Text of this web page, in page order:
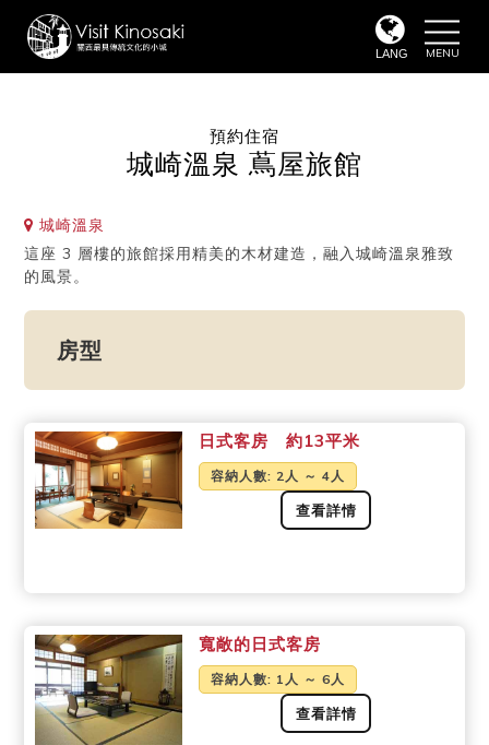
LANG
toggle
預約住宿
城崎溫泉 蔦屋旅館
城崎溫泉
這座 3 層樓的旅館採用精美的木材建造，融入城崎溫泉雅致
的風景。
房型
日式客房 約13平米
容納人數: 2人 ～ 4人
查看詳情
寬敞的日式客房
容納人數: 1人 ～ 6人
查看詳情